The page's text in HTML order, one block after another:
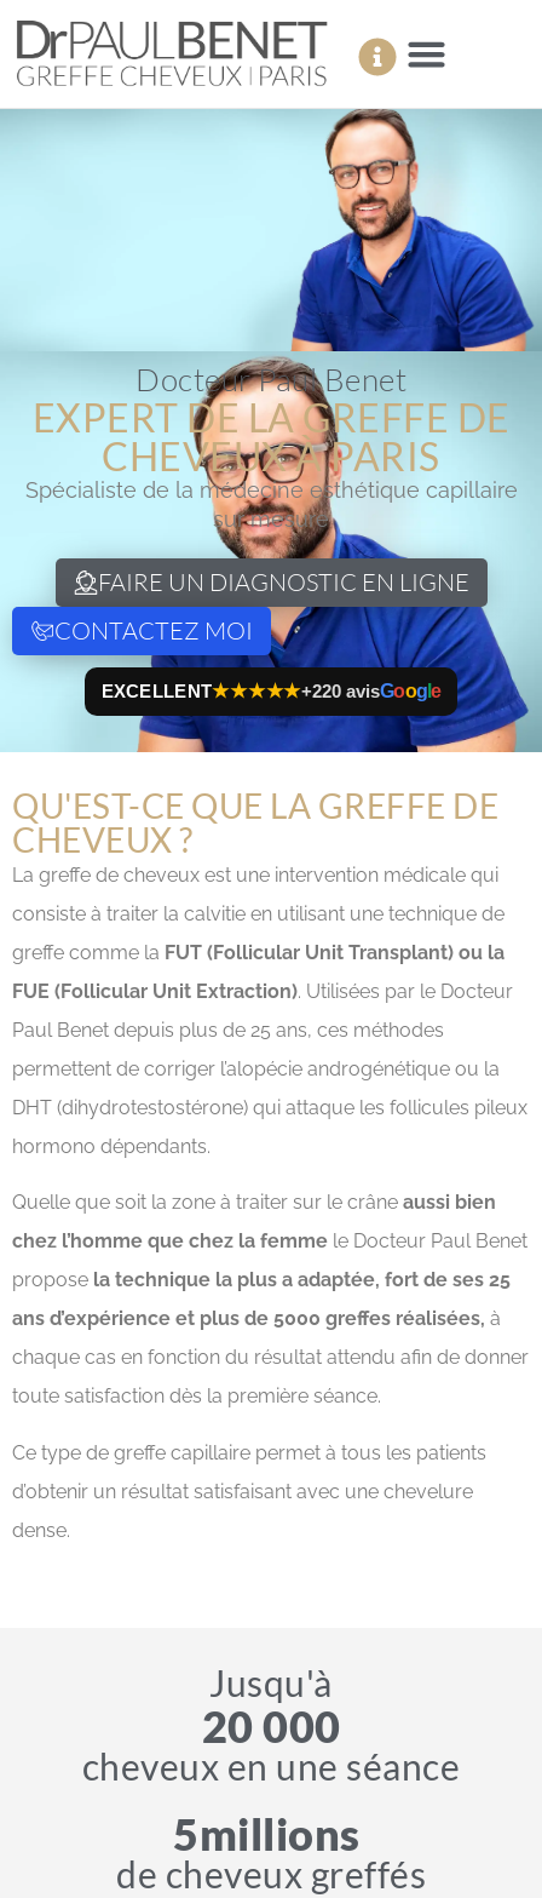
Docteur Paul Benet
EXPERT DE LA GREFFE DE
CHEVEUX À PARIS
Spécialiste de la médecine esthétique capillaire
sur mesure
FAIRE UN DIAGNOSTIC EN LIGNE
CONTACTEZ MOI
EXCELLENT★★★★★+220 avisGoogle
QU'EST-CE QUE LA GREFFE DE
CHEVEUX ?
La greffe de cheveux est une intervention médicale qui
consiste à traiter la calvitie en utilisant une technique de
greffe comme la FUT (Follicular Unit Transplant) ou la
FUE (Follicular Unit Extraction). Utilisées par le Docteur
Paul Benet depuis plus de 25 ans, ces méthodes
permettent de corriger l’alopécie androgénétique ou la
DHT (dihydrotestostérone) qui attaque les follicules pileux
hormono dépendants.
Quelle que soit la zone à traiter sur le crâne aussi bien
chez l’homme que chez la femme le Docteur Paul Benet
propose la technique la plus a adaptée, fort de ses 25
ans d’expérience et plus de 5000 greffes réalisées, à
chaque cas en fonction du résultat attendu afin de donner
toute satisfaction dès la première séance.
Ce type de greffe capillaire permet à tous les patients
d’obtenir un résultat satisfaisant avec une chevelure
dense.
Jusqu'à
20 000
cheveux en une séance
5millions
de cheveux greffés